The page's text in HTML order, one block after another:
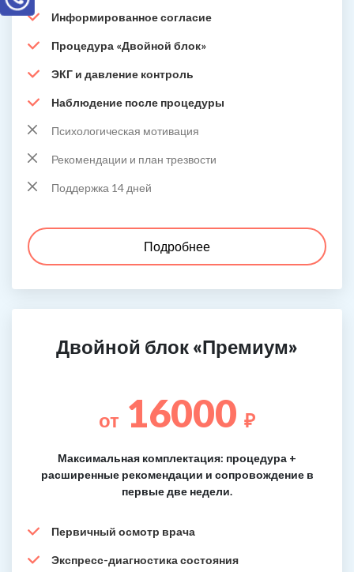
Информированное согласие
Процедура «Двойной блок»
ЭКГ и давление контроль
Наблюдение после процедуры
Психологическая мотивация
Рекомендации и план трезвости
Поддержка 14 дней
Подробнее
Двойной блок «Премиум»
от 16000 ₽
Максимальная комплектация: процедура +
расширенные рекомендации и сопровождение в
первые две недели.
Первичный осмотр врача
Экспресс-диагностика состояния